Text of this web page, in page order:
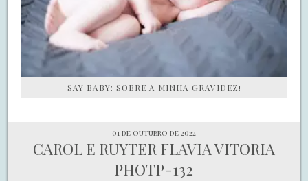
SAY BABY: SOBRE A MINHA GRAVIDEZ!
01 de outubro de 2022
CAROL E RUYTER FLAVIA VITORIA
PHOTP-132